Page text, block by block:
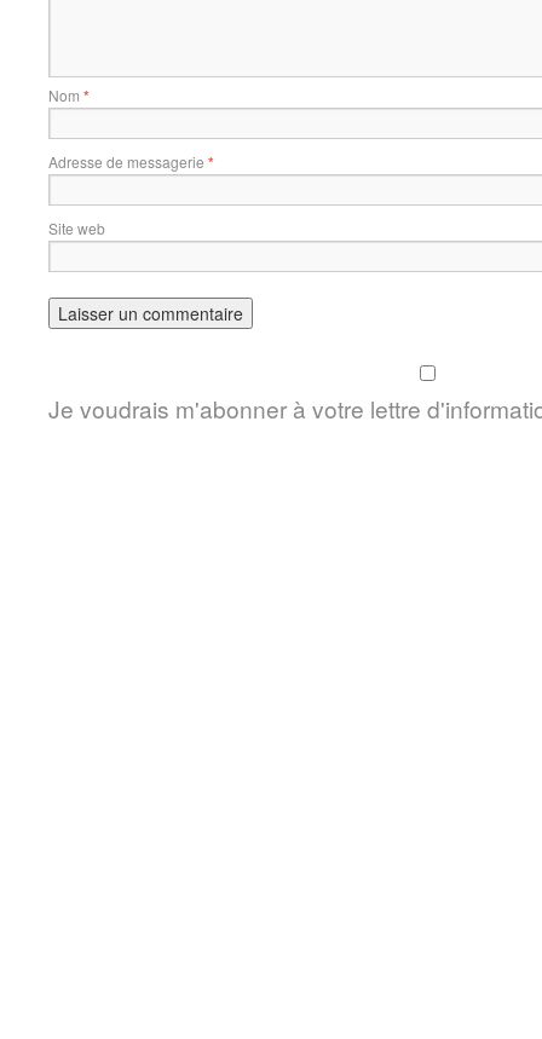
Nom *
Adresse de messagerie *
Site web
Je voudrais m'abonner à votre lettre